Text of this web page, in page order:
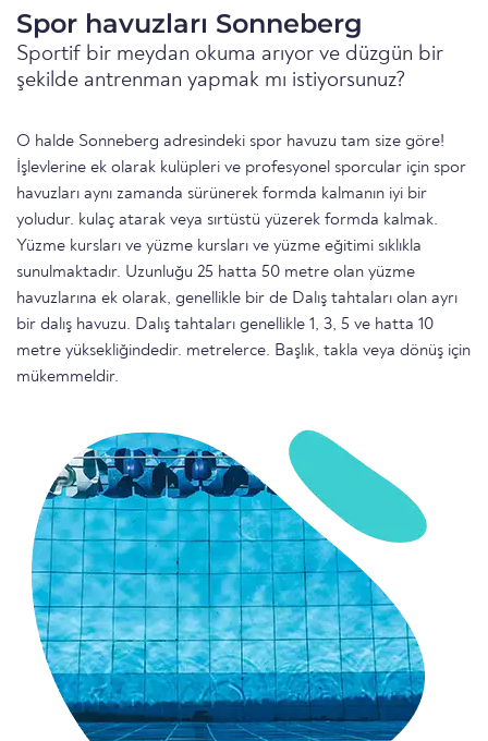
Spor havuzları Sonneberg
Sportif bir meydan okuma arıyor ve düzgün bir
şekilde antrenman yapmak mı istiyorsunuz?
O halde Sonneberg adresindeki spor havuzu tam size göre!
İşlevlerine ek olarak kulüpleri ve profesyonel sporcular için spor
havuzları aynı zamanda sürünerek formda kalmanın iyi bir
yoludur. kulaç atarak veya sırtüstü yüzerek formda kalmak.
Yüzme kursları ve yüzme kursları ve yüzme eğitimi sıklıkla
sunulmaktadır. Uzunluğu 25 hatta 50 metre olan yüzme
havuzlarına ek olarak, genellikle bir de Dalış tahtaları olan ayrı
bir dalış havuzu. Dalış tahtaları genellikle 1, 3, 5 ve hatta 10
metre yüksekliğindedir. metrelerce. Başlık, takla veya dönüş için
mükemmeldir.